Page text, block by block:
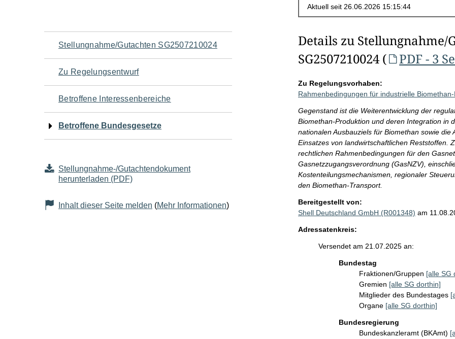
Navigation
für
den
Seiteninhalt
Stellungnahme/Gutachten SG2507210024
Zu Regelungsentwurf
Betroffene Interessenbereiche
Betroffene Bundesgesetze
Stellungnahme-/Gutachtendokument
herunterladen (PDF)
Inhalt dieser Seite melden (Mehr Informationen)
Details zu Stellungnahme/
SG2507210024 (
PDF - 3
Zu Regelungsvorhaben:
Rahmenbedingungen für industrielle
Gegenstand ist die Weiterentwicklung der
Biomethan-Produktion und deren Integration in
nationalen Ausbauziels für Biomethan sowie
Einsatzes von landwirtschaftlichen Reststoffen.
rechtlichen Rahmenbedingungen für den
Gasnetzzugangsverordnung (GasNZV),
Kostenteilungsmechanismen, regionaler
den Biomethan-Transport.
Bereitgestellt von:
Shell Deutschland GmbH (R001348) am
Adressatenkreis:
Versendet am 21.07.2025 an:
Bundestag
Fraktionen/Gruppen [alle SG
Gremien [alle SG dorthin]
Mitglieder des Bundestages
Organe [alle SG dorthin]
Bundesregierung
Bundeskanzleramt (BKAmt)